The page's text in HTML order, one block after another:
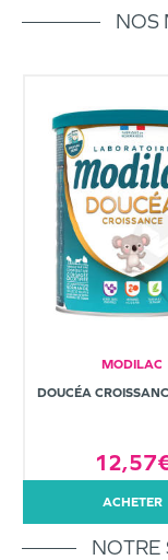
NOS
MODILAC
DOUCÉA
ACHETER
NOTRE